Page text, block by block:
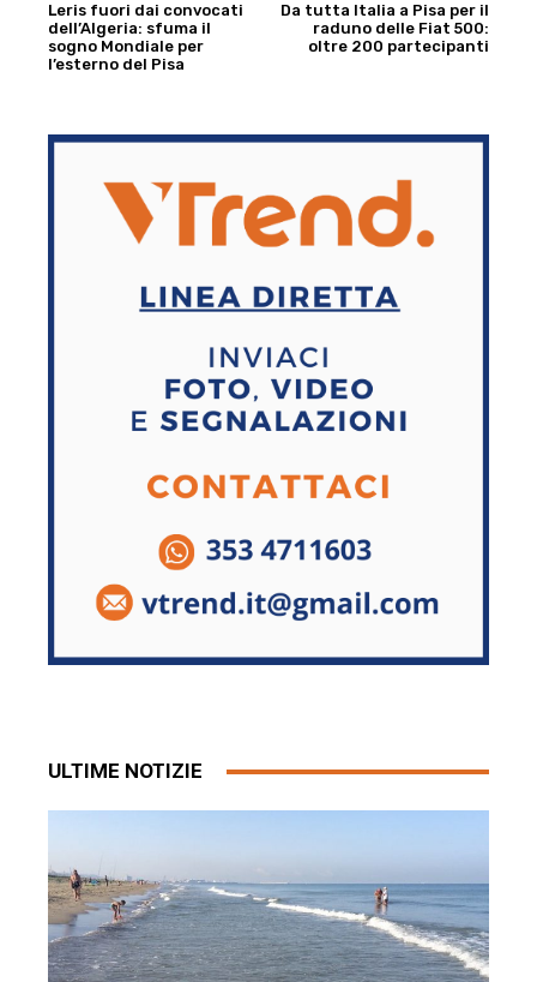
Leris fuori dai convocati
dell’Algeria: sfuma il
sogno Mondiale per
l’esterno del Pisa
Da tutta Italia a Pisa per il
raduno delle Fiat 500:
oltre 200 partecipanti
ULTIME NOTIZIE